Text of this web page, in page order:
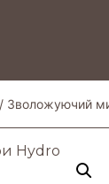
/ Зволожуючий